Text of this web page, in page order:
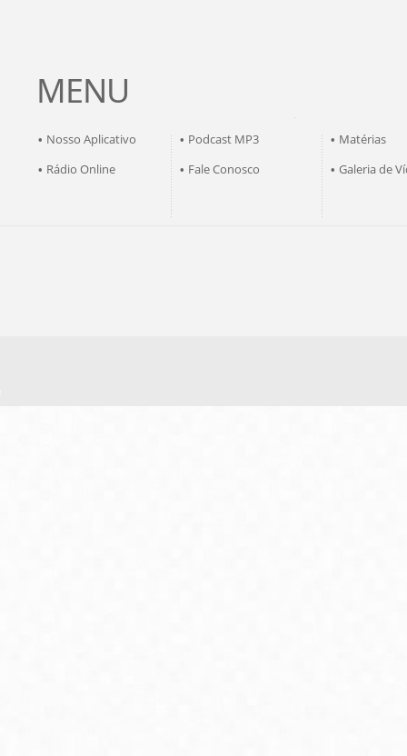
MENU
• Nosso Aplicativo • Podcast MP3 • Matérias
• Rádio Online • Fale Conosco • Galeria de